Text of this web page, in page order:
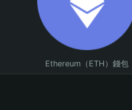
Ethereum（ETH）錢包